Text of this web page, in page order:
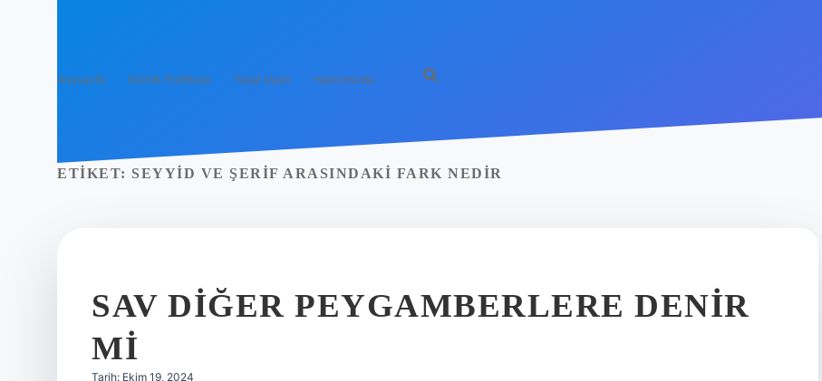
Anasayfa Gizlilik Politikası Yasal Uyarı Hakkımızda
ETIKET: SEYYID VE ŞERIF ARASINDAKI FARK NEDIR
SAV DIĞER PEYGAMBERLERE DENIR
MI
Tarih: Ekim 19, 2024